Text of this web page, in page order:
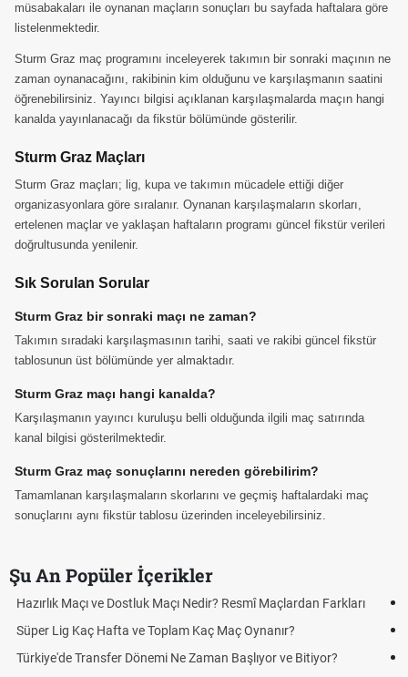
müsabakaları ile oynanan maçların sonuçları bu sayfada haftalara göre
listelenmektedir.
Sturm Graz maç programını inceleyerek takımın bir sonraki maçının ne
zaman oynanacağını, rakibinin kim olduğunu ve karşılaşmanın saatini
öğrenebilirsiniz. Yayıncı bilgisi açıklanan karşılaşmalarda maçın hangi
kanalda yayınlanacağı da fikstür bölümünde gösterilir.
Sturm Graz Maçları
Sturm Graz maçları; lig, kupa ve takımın mücadele ettiği diğer
organizasyonlara göre sıralanır. Oynanan karşılaşmaların skorları,
ertelenen maçlar ve yaklaşan haftaların programı güncel fikstür verileri
doğrultusunda yenilenir.
Sık Sorulan Sorular
Sturm Graz bir sonraki maçı ne zaman?
Takımın sıradaki karşılaşmasının tarihi, saati ve rakibi güncel fikstür
tablosunun üst bölümünde yer almaktadır.
Sturm Graz maçı hangi kanalda?
Karşılaşmanın yayıncı kuruluşu belli olduğunda ilgili maç satırında
kanal bilgisi gösterilmektedir.
Sturm Graz maç sonuçlarını nereden görebilirim?
Tamamlanan karşılaşmaların skorlarını ve geçmiş haftalardaki maç
sonuçlarını aynı fikstür tablosu üzerinden inceleyebilirsiniz.
Şu An Popüler İçerikler
Puan Durumunda AG, OM ve Diğer Kısaltmalar Ne Anlama Gelir?
Skor Ne Demek? Sporda Skor ve Sonuç Kavramları
Futbol Nasıl Oynanır? Temel Futbol Kuralları